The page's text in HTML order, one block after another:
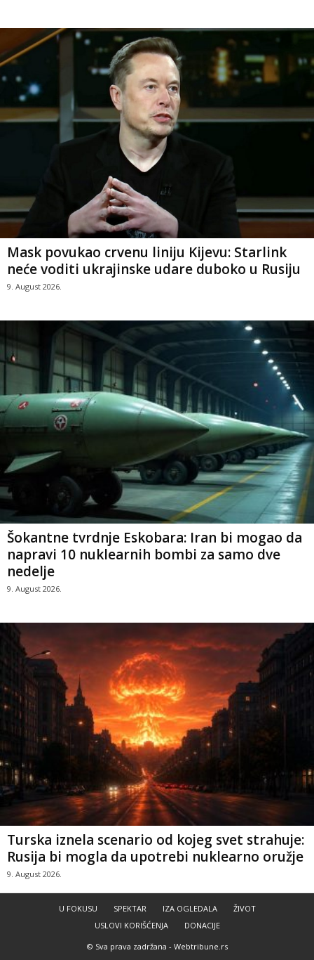
Mask povukao crvenu liniju Kijevu: Starlink
neće voditi ukrajinske udare duboko u Rusiju
9. August 2026.
Šokantne tvrdnje Eskobara: Iran bi mogao da
napravi 10 nuklearnih bombi za samo dve
nedelje
9. August 2026.
Turska iznela scenario od kojeg svet strahuje:
Rusija bi mogla da upotrebi nuklearno oružje
9. August 2026.
U FOKUSU SPEKTAR IZA OGLEDALA
ŽIVOT
USLOVI KORIŠĆENJA
DONACIJE
© Sva prava zadržana - Webtribune.rs